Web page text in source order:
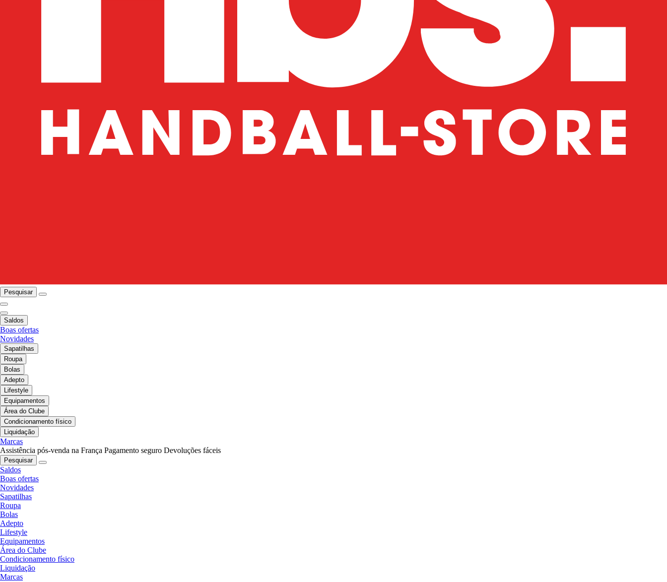
Pesquisar
Saldos
Boas ofertas
Novidades
Sapatilhas
Roupa
Bolas
Adepto
Lifestyle
Equipamentos
Área do Clube
Condicionamento físico
Liquidação
Marcas
Assistência pós-venda na França Pagamento seguro Devoluções fáceis
Pesquisar
Saldos
Boas ofertas
Novidades
Sapatilhas
Roupa
Bolas
Adepto
Lifestyle
Equipamentos
Área do Clube
Condicionamento físico
Liquidação
Marcas